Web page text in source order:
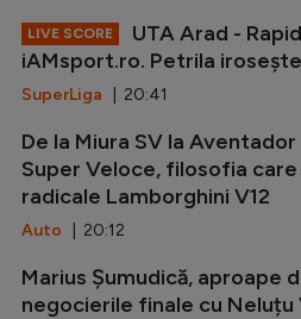
LIVE SCORE
UTA Arad -
iAMsport.ro. Petrila
SuperLiga | 20:41
De la Miura SV la
Super Veloce, filosofia
radicale Lamborghini V12
Auto | 20:12
Marius Șumudică, aproape
negocierile finale cu Neluțu